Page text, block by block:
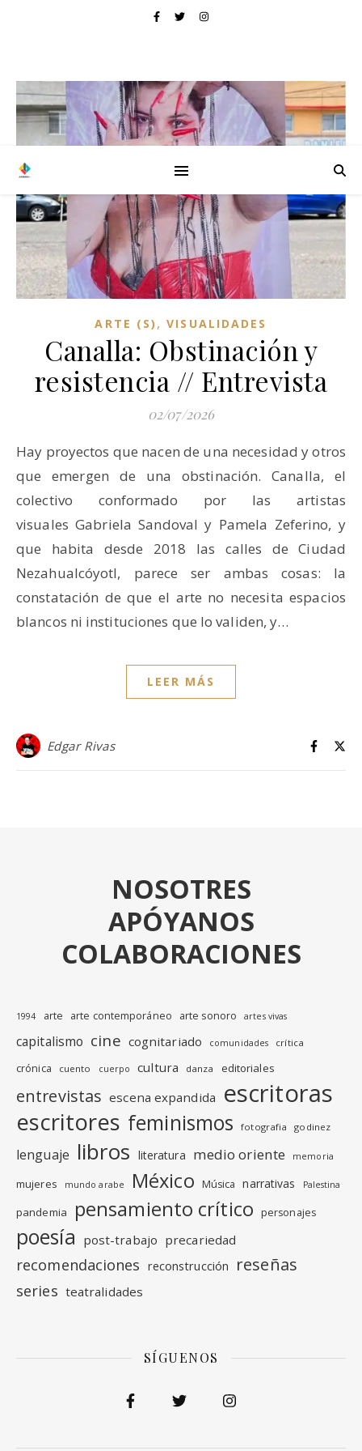
ARTE (S) ,VISUALIDADES
Canalla: Obstinación y
resistencia // Entrevista
02/07/2026
Hay proyectos que nacen de una necesidad y otros
que emergen de una obstinación. Canalla, el
colectivo conformado por las artistas
visuales Gabriela Sandoval y Pamela Zeferino, y
que habita desde 2018 las calles de Ciudad
Nezahualcóyotl, parece ser ambas cosas: la
constatación de que el arte no necesita espacios
blancos ni instituciones que lo validen, y…
LEER MÁS
Edgar Rivas
NOSOTRES
APÓYANOS
COLABORACIONES
1994 arte arte contemporáneo arte sonoro artes vivas
capitalismo cine cognitariado comunidades crítica
crónica cuento cuerpo cultura danza editoriales
entrevistas escena expandida escritoras
escritores feminismos fotografia godinez
lenguaje libros literatura medio oriente memoria
mujeres mundo arabe México Música narrativas Palestina
pandemia pensamiento crítico personajes
poesía post-trabajo precariedad
recomendaciones reconstrucción reseñas
series teatralidades
SÍGUENOS